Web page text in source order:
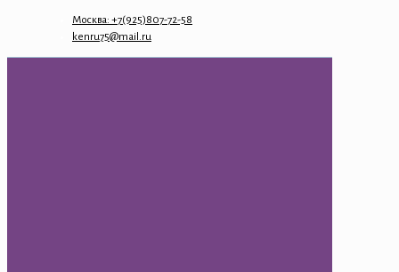
Москва: +7(925)807-72-58
kenru75@mail.ru